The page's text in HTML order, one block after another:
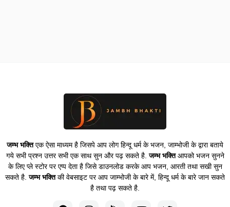
जम्भ भक्तिएक ऐसा माध्यम है जिसपे आप लोग हिन्दू धर्म के भजन, जाम्भोजी के द्वारा बताये
गये सभी प्रश्न उत्तर सभी एक साथ सुन और पढ़ सकते है.जम्भ भक्तिआपको भजन सुनने
के लिए प्ले स्टोर पर एप्प देता है जिसे डाउनलोड करके आप भजन, आरती तथा सखी सुन
सकते है.जम्भ भक्तिकी वेबसाइट पर आप जाम्भोजी के बारे में, हिन्दू धर्म के बारे जान सकते
है तथा पढ़ सकते है.